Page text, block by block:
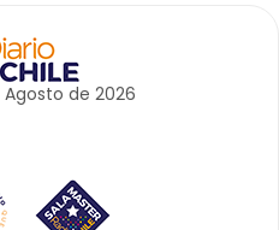
Agosto de 2026